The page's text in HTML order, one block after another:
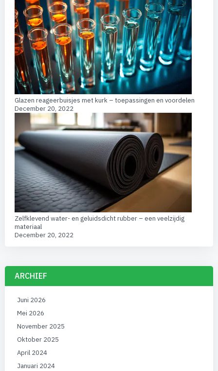
Glazen reageerbuisjes met kurk – toepassingen en voordelen
December 20, 2022
Zelfklevend water- en geluidsdicht rubber – een veelzijdig
materiaal
December 20, 2022
ARCHIEF
Juni 2026
Mei 2026
November 2025
Oktober 2025
April 2024
Januari 2024